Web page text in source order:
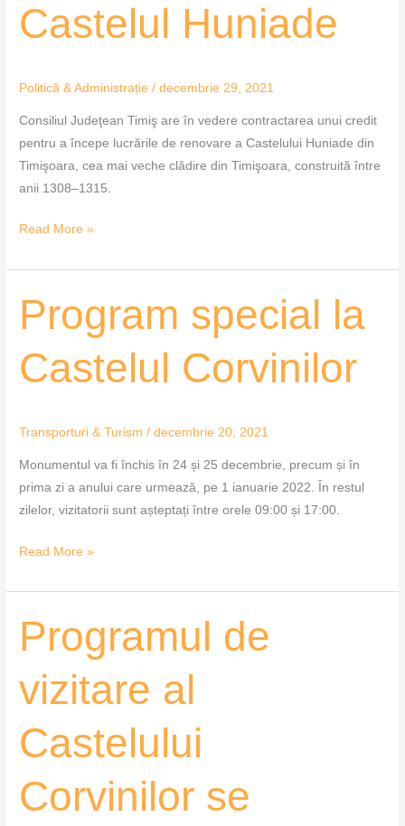
Castelul Huniade
Politică & Administrație /decembrie 29, 2021
Consiliul Judeţean Timiş are în vedere contractarea unui credit
pentru a începe lucrările de renovare a Castelului Huniade din
Timişoara, cea mai veche clădire din Timişoara, construită între
anii 1308–1315.
Huniade
Read More »
Program special la
Castelul Corvinilor
Transporturi & Turism /decembrie 20, 2021
Monumentul va fi închis în 24 și 25 decembrie, precum și în
prima zi a anului care urmează, pe 1 ianuarie 2022. În restul
zilelor, vizitatorii sunt așteptați între orele 09:00 și 17:00.
Program
special
Castelul
Read More »
Programul de
vizitare al
Castelului
Corvinilor se
Programul
de
al
Corvinilor
se
modifică